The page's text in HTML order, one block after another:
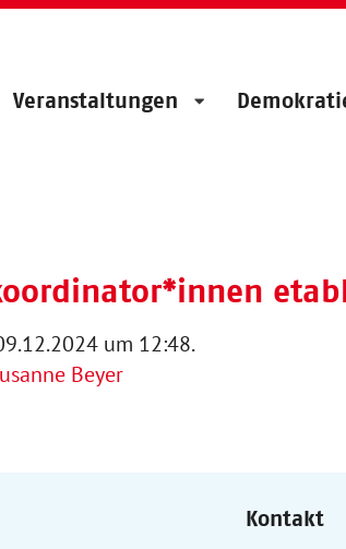
Veranstaltungen
um 12:48.
Beyer
Kontakt